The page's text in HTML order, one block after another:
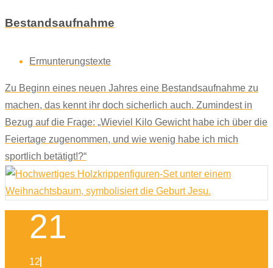
Bestandsaufnahme
Ermunterungstexte
Zu Beginn eines neuen Jahres eine Bestandsaufnahme zu
machen, das kennt ihr doch sicherlich auch. Zumindest in
Bezug auf die Frage: „Wieviel Kilo Gewicht habe ich über die
Feiertage zugenommen, und wie wenig habe ich mich
sportlich betätigt!?“
21
12